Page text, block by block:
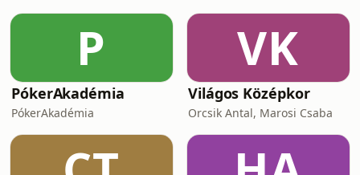
véletlen esemény kapcsán ismerte
meg zsidó gyökereit, melyek addig a
hallgatás fátyla mög
P
PókerAkadémia
PókerAkadémia
VK
Világos Középkor
Orcsik Antal, Marosi Csaba